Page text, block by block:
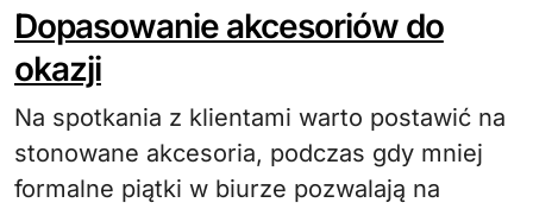
Dopasowanie akcesoriów do
okazji
Na spotkania z klientami warto postawić na
stonowane akcesoria, podczas gdy mniej
formalne piątki w biurze pozwalają na